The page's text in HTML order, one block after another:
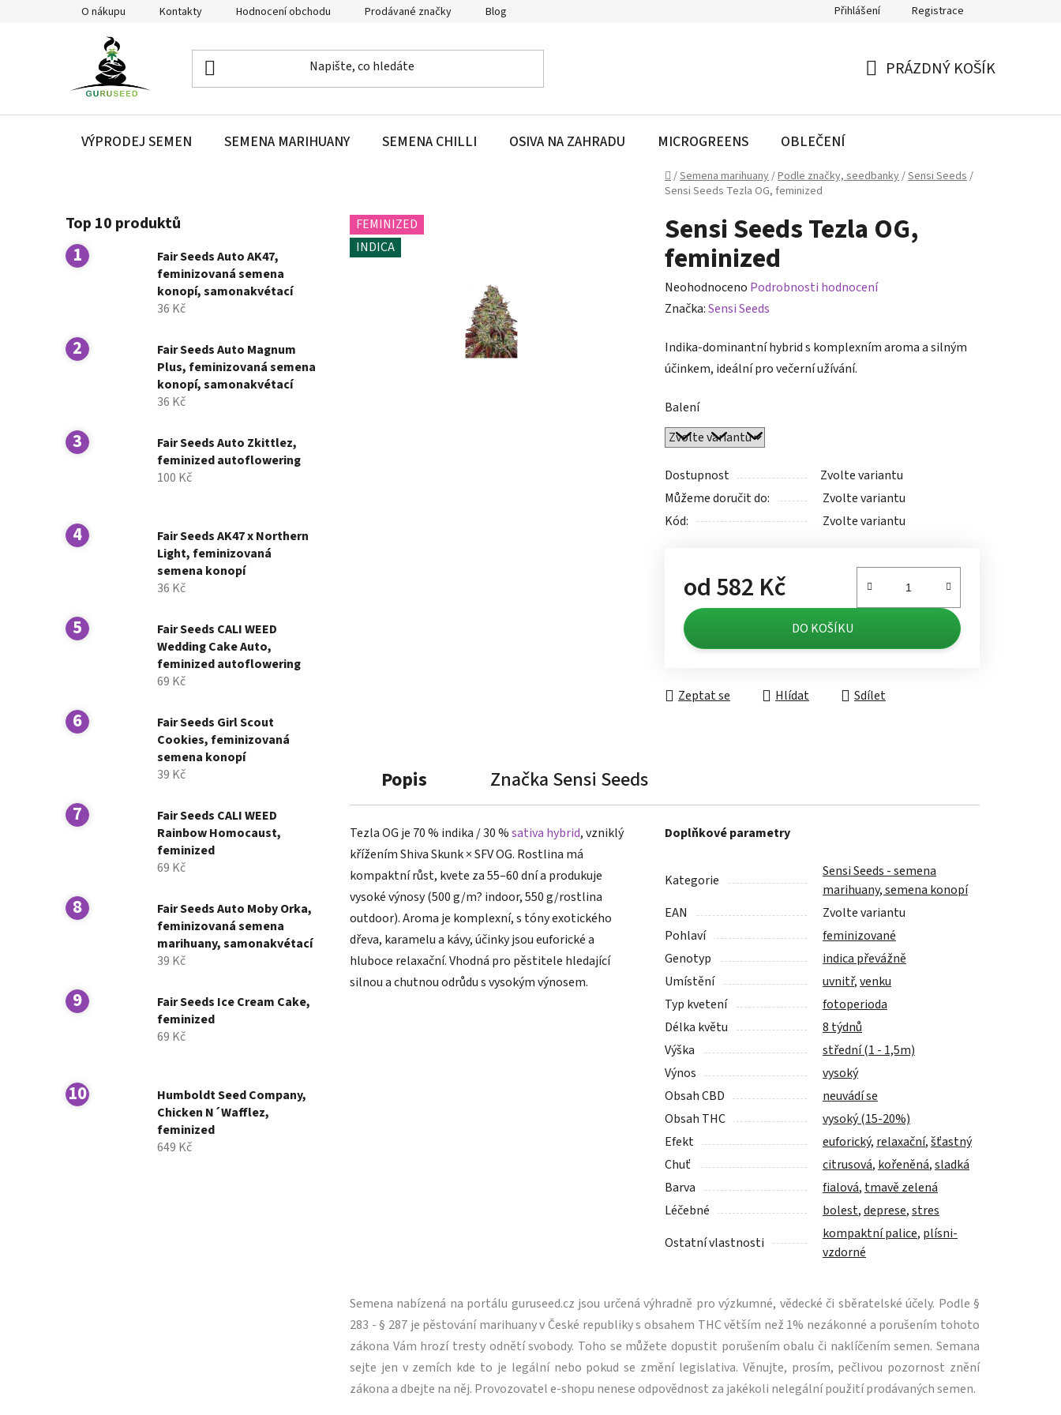
O nákupu Kontakty Hodnocení obchodu Prodávané značky Blog Přihlášení Registrace
PRÁZDNÝ KOŠÍK
VÝPRODEJ SEMEN SEMENA MARIHUANY SEMENA CHILLI OSIVA NA ZAHRADU MICROGREENS OBLEČENÍ
Domů
/Semena marihuany/Podle značky, seedbanky/Sensi Seeds/
Sensi Seeds Tezla OG, feminized
o
s
t
n
n
n
e
Top 10 produktů
Fair Seeds Auto AK47,
feminizovaná semena
konopí, samonakvétací
36 Kč
Fair Seeds Auto Magnum
Plus, feminizovaná semena
konopí, samonakvétací
36 Kč
Fair Seeds Auto Zkittlez,
feminized autoflowering
100 Kč
Fair Seeds AK47 x Northern
Light, feminizovaná
semena konopí
36 Kč
Fair Seeds CALI WEED
Wedding Cake Auto,
feminized autoflowering
69 Kč
Fair Seeds Girl Scout
Cookies, feminizovaná
semena konopí
39 Kč
Fair Seeds CALI WEED
Rainbow Homocaust,
feminized
69 Kč
Fair Seeds Auto Moby Orka,
feminizovaná semena
marihuany, samonakvétací
39 Kč
Fair Seeds Ice Cream Cake,
feminized
69 Kč
Humboldt Seed Company,
Chicken N´Wafflez,
feminized
649 Kč
Sensi Seeds Tezla OG,
feminized
Průměrné
hodnocení
je
0,0
5
hvězdiček.
Neohodnoceno Podrobnosti hodnocení
Značka:Sensi Seeds
Indika-dominantní hybrid s komplexním aroma a silným
účinkem, ideální pro večerní užívání.
Balení
Dostupnost
Zvolte variantu
Můžeme doručit do:
Zvolte variantu
Kód:
Zvolte variantu
od582 Kč
Měrná cena:
DO KOŠÍKU
Zeptat se Hlídat Sdílet
FEMINIZED
INDICA
Popis Značka Sensi Seeds
Tezla OG je 70 % indika / 30 %sativa hybrid, vzniklý
křížením Shiva Skunk × SFV OG. Rostlina má
kompaktní růst, kvete za 55–60 dní a produkuje
vysoké výnosy (500 g/m? indoor, 550 g/rostlina
outdoor). Aroma je komplexní, s tóny exotického
dřeva, karamelu a kávy, účinky jsou euforické a
hluboce relaxační. Vhodná pro pěstitele hledající
silnou a chutnou odrůdu s vysokým výnosem.
Doplňkové parametry
Kategorie
Sensi Seeds - semena
marihuany, semena konopí
EAN
Zvolte variantu
Pohlaví
feminizované
Genotyp
indica převážně
Umístění
uvnitř,venku
Typ kvetení
fotoperioda
Délka květu
8 týdnů
Výška
střední (1 - 1,5m)
Výnos
vysoký
Obsah CBD
neuvádí se
Obsah THC
vysoký (15-20%)
Efekt
euforický, relaxační,šťastný
Chuť
citrusová, kořeněná,sladká
Barva
fialová, tmavě zelená
Léčebné
bolest,deprese,stres
Ostatní vlastnosti
kompaktní palice, plísni-
vzdorné
Semena nabízená na portálu guruseed.cz jsou určená výhradně pro výzkumné, vědecké či sběratelské účely. Podle §
283 - § 287 je pěstování marihuany v České republiky s obsahem THC větším než 1% nezákonné a porušením tohoto
zákona Vám hrozí tresty odnětí svobody. Toho se můžete dopustit porušením obalu či naklíčením semen. Semana
sejte jen v zemích kde to je legální nebo pokud se změní legislativa. Věnujte, prosím, pečlivou pozornost znění
zákona a dbejte na něj. Provozovatel e-shopu nenese odpovědnost za jakékoli nelegální použití prodávaných semen.